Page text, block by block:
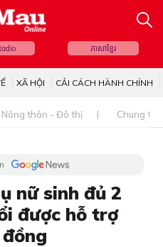
ភាសាខ្មែរ
XÃ HỘI CẢI CÁCH HÀNH CHÍNH
Nông thôn - Đô thị Chung
nữ sinh đủ 2
được hỗ trợ